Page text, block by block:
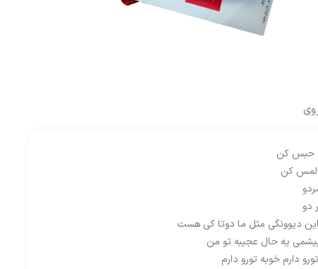
حبس کن
لمس کن
دو
دیوونگی مثل ما دوتا کی هست
یه حال عجیبه تو من
دارم خوبه تورو دارم